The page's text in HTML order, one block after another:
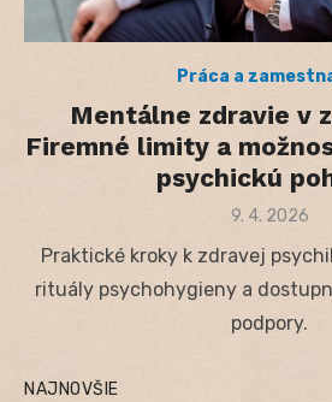
Práca a
Mentálne zdravie v
Firemné limity a
psychickú
Posted
9. 4. 2026
Praktické kroky k zdravej
rituály psychohygieny a
podpory.
NAJNOVŠIE